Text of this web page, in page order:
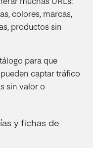
colores, marcas,
productos sin
para que
captar tráfico
sin valor o
y fichas de